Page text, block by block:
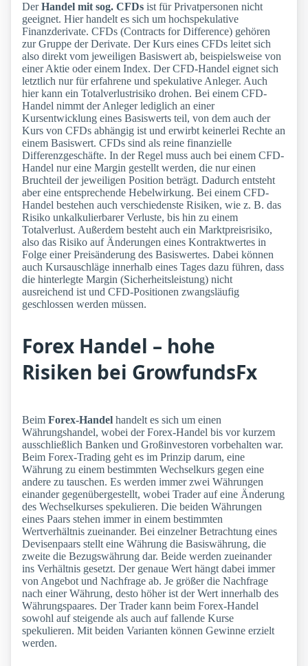
DerHandel mit sog. CFDs ist für Privatpersonen nicht
geeignet. Hier handelt es sich um hochspekulative
Finanzderivate. CFDs (Contracts for Difference) gehören
zur Gruppe der Derivate. Der Kurs eines CFDs leitet sich
also direkt vom jeweiligen Basiswert ab, beispielsweise von
einer Aktie oder einem Index. Der CFD-Handel eignet sich
letztlich nur für erfahrene und spekulative Anleger. Auch
hier kann ein Totalverlustrisiko drohen. Bei einem CFD-
Handel nimmt der Anleger lediglich an einer
Kursentwicklung eines Basiswerts teil, von dem auch der
Kurs von CFDs abhängig ist und erwirbt keinerlei Rechte an
einem Basiswert. CFDs sind als reine finanzielle
Differenzgeschäfte. In der Regel muss auch bei einem CFD-
Handel nur eine Margin gestellt werden, die nur einen
Bruchteil der jeweiligen Position beträgt. Dadurch entsteht
aber eine entsprechende Hebelwirkung. Bei einem CFD-
Handel bestehen auch verschiedenste Risiken, wie z. B. das
Risiko unkalkulierbarer Verluste, bis hin zu einem
Totalverlust. Außerdem besteht auch ein Marktpreisrisiko,
also das Risiko auf Änderungen eines Kontraktwertes in
Folge einer Preisänderung des Basiswertes. Dabei können
auch Kursauschläge innerhalb eines Tages dazu führen, dass
die hinterlegte Margin (Sicherheitsleistung) nicht
ausreichend ist und CFD-Positionen zwangsläufig
geschlossen werden müssen.
Forex Handel – hohe
Risiken bei GrowfundsFx
Beim Forex-Handel handelt es sich um einen
Währungshandel, wobei der Forex-Handel bis vor kurzem
ausschließlich Banken und Großinvestoren vorbehalten war.
Beim Forex-Trading geht es im Prinzip darum, eine
Währung zu einem bestimmten Wechselkurs gegen eine
andere zu tauschen. Es werden immer zwei Währungen
einander gegenübergestellt, wobei Trader auf eine Änderung
des Wechselkurses spekulieren. Die beiden Währungen
eines Paars stehen immer in einem bestimmten
Wertverhältnis zueinander. Bei einzelner Betrachtung eines
Devisenpaars stellt eine Währung die Basiswährung, die
zweite die Bezugswährung dar. Beide werden zueinander
ins Verhältnis gesetzt. Der genaue Wert hängt dabei immer
von Angebot und Nachfrage ab. Je größer die Nachfrage
nach einer Währung, desto höher ist der Wert innerhalb des
Währungspaares. Der Trader kann beim Forex-Handel
sowohl auf steigende als auch auf fallende Kurse
spekulieren. Mit beiden Varianten können Gewinne erzielt
werden.